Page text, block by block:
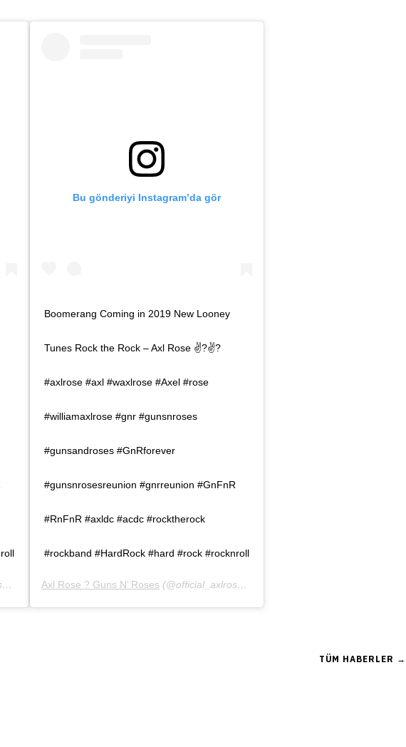
( 6 Oca, 2019, 1:03öö PST)
Bu gönderiyi Instagram’da gör
Boomerang Coming in 2019 New Looney
Tunes Rock the Rock – Axl Rose ✌?✌?
#axlrose #axl #waxlrose #Axel #rose
#williamaxlrose #gnr #gunsnroses
#gunsandroses #GnRforever
#gunsnrosesreunion #gnrreunion #GnFnR
#RnFnR #axldc #acdc #rocktherock
#rockband #HardRock #hard #rock #rocknroll
Axl Rose ? Guns N’ Roses (@official_axlrose)’in paylaştığı bir gönderi (
TÜM HABERLER →